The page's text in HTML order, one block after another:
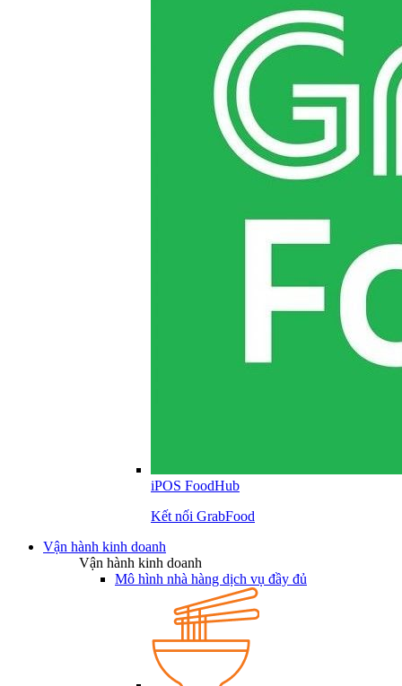
iPOS FoodHub
Kết nối GrabFood
Vận hành kinh doanh
Vận hành kinh doanh
Mô hình nhà hàng dịch vụ đầy đủ